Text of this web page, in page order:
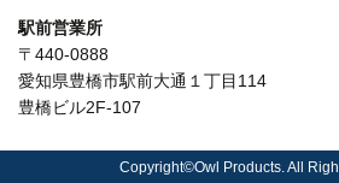
駅前営業所
〒440-0888
愛知県豊橋市駅前大通１丁目114
豊橋ビル2F-107
Copyright©Owl Products. All